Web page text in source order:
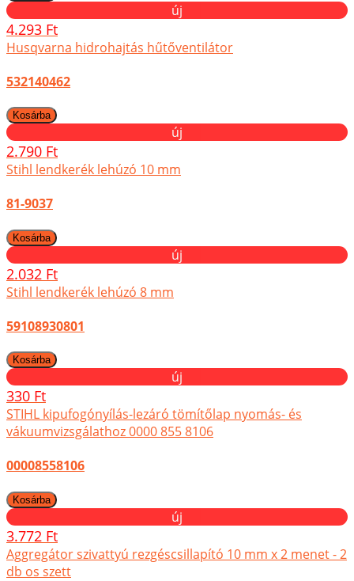
új
4.293 Ft
Husqvarna hidrohajtás hűtőventilátor
532140462
új
2.790 Ft
Stihl lendkerék lehúzó 10 mm
81-9037
új
2.032 Ft
Stihl lendkerék lehúzó 8 mm
59108930801
új
330 Ft
STIHL kipufogónyílás-lezáró tömítőlap nyomás- és
vákuumvizsgálathoz 0000 855 8106
00008558106
új
3.772 Ft
Aggregátor szivattyú rezgéscsillapító 10 mm x 2 menet - 2
db os szett